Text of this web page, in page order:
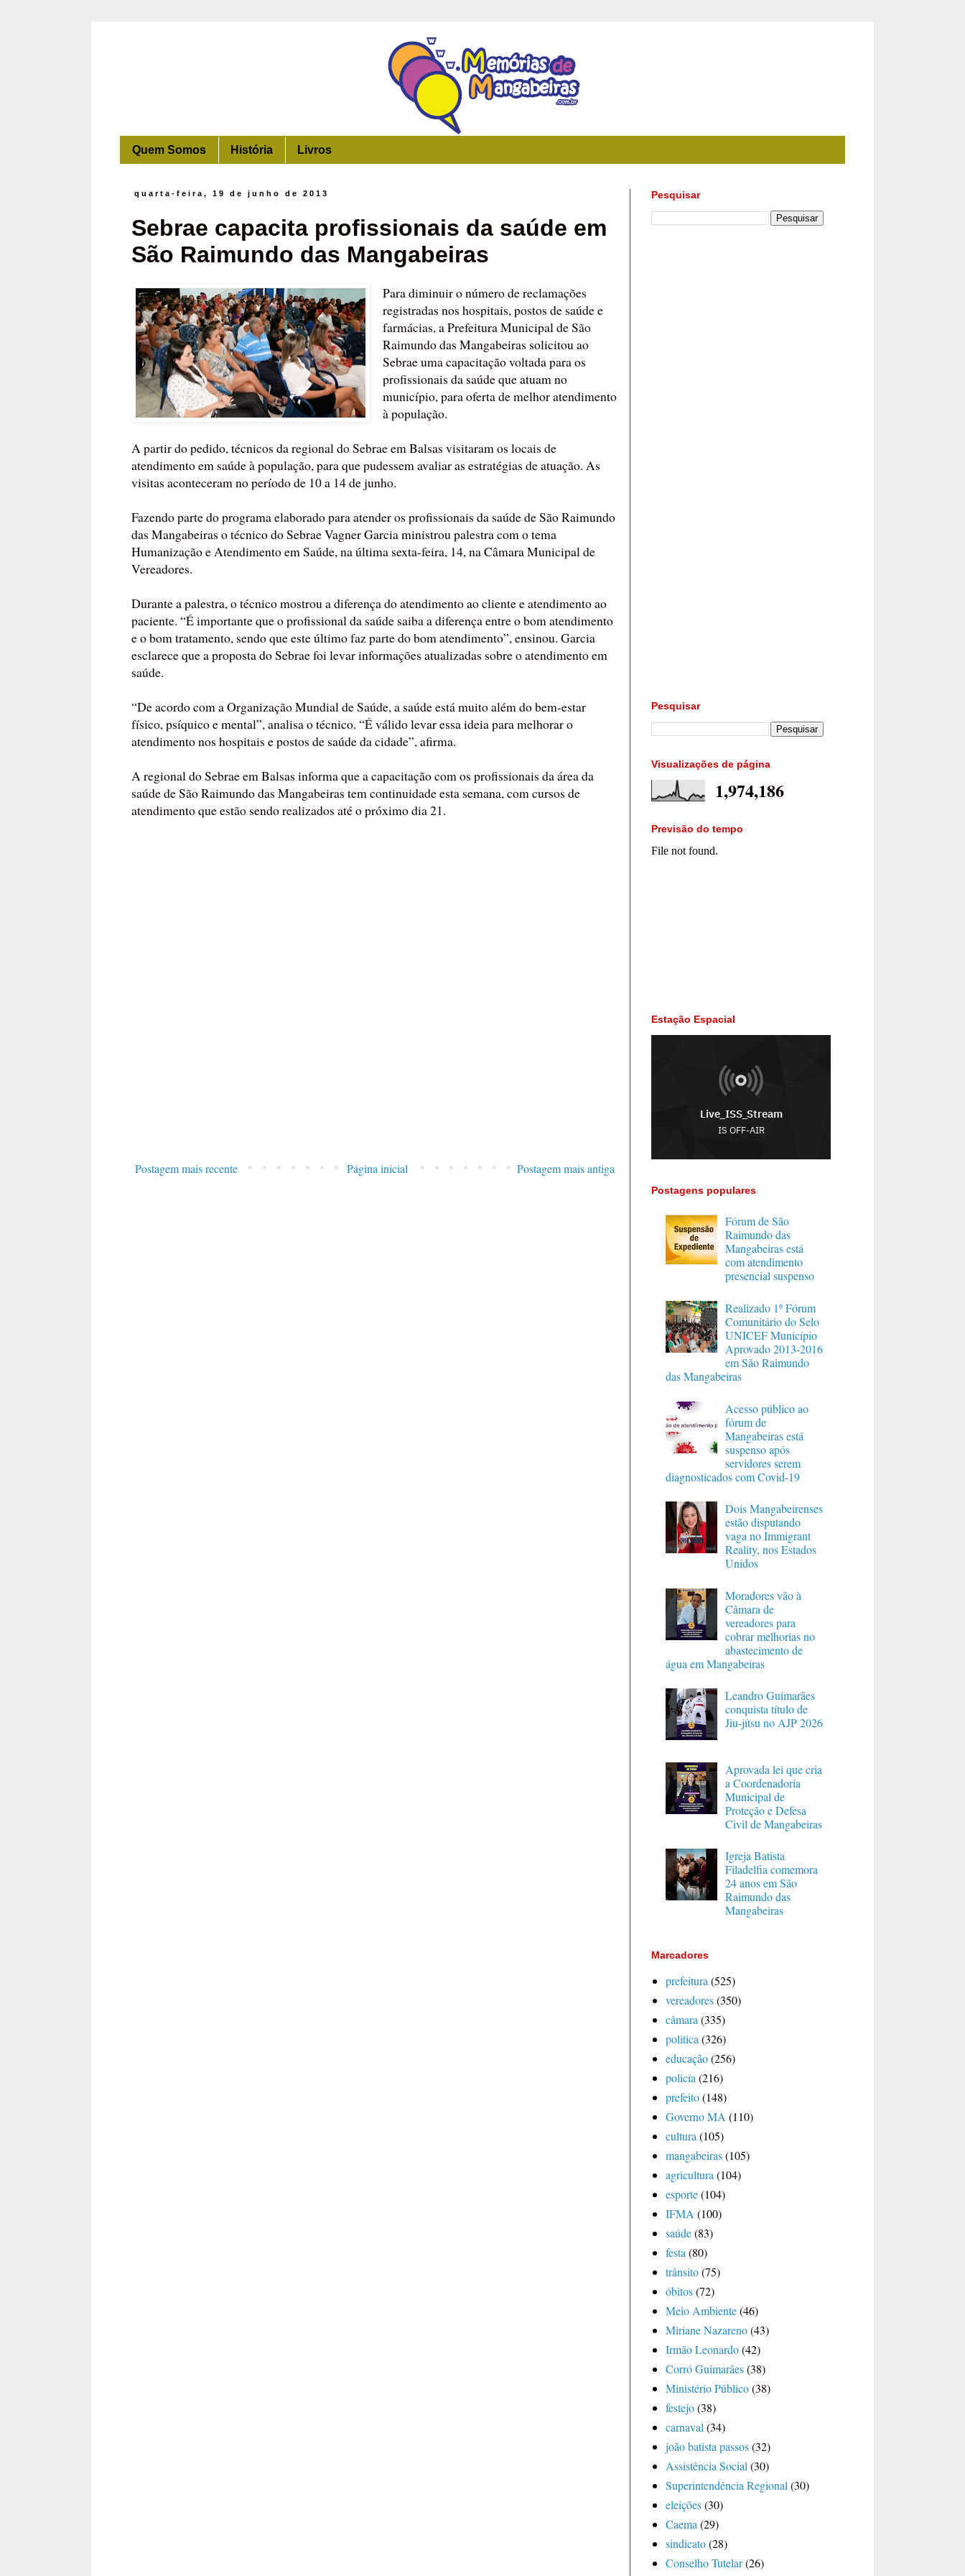
Quem Somos História Livros
quarta-feira, 19 de junho de 2013
Sebrae capacita profissionais da saúde em
São Raimundo das Mangabeiras
Para diminuir o número de reclamações
registradas nos hospitais, postos de saúde e
farmácias, a Prefeitura Municipal de São
Raimundo das Mangabeiras solicitou ao
Sebrae uma capacitação voltada para os
profissionais da saúde que atuam no
município, para oferta de melhor atendimento
à população.
A partir do pedido, técnicos da regional do Sebrae em Balsas visitaram os locais de
atendimento em saúde à população, para que pudessem avaliar as estratégias de atuação. As
visitas aconteceram no período de 10 a 14 de junho.
Fazendo parte do programa elaborado para atender os profissionais da saúde de São Raimundo
das Mangabeiras o técnico do Sebrae Vagner Garcia ministrou palestra com o tema
Humanização e Atendimento em Saúde, na última sexta-feira, 14, na Câmara Municipal de
Vereadores.
Durante a palestra, o técnico mostrou a diferença do atendimento ao cliente e atendimento ao
paciente. “É importante que o profissional da saúde saiba a diferença entre o bom atendimento
e o bom tratamento, sendo que este último faz parte do bom atendimento”, ensinou. Garcia
esclarece que a proposta do Sebrae foi levar informações atualizadas sobre o atendimento em
saúde.
“De acordo com a Organização Mundial de Saúde, a saúde está muito além do bem-estar
físico, psíquico e mental”, analisa o técnico. “É válido levar essa ideia para melhorar o
atendimento nos hospitais e postos de saúde da cidade”, afirma.
A regional do Sebrae em Balsas informa que a capacitação com os profissionais da área da
saúde de São Raimundo das Mangabeiras tem continuidade esta semana, com cursos de
atendimento que estão sendo realizados até o próximo dia 21.
Postagem mais recente Postagem mais antiga
Página inicial
Pesquisar
Pesquisar
Visualizações de página
1,974,186
Previsão do tempo
Estação Espacial
Postagens populares
Fórum de São
Raimundo das
Mangabeiras está
com atendimento
presencial suspenso
Realizado 1º Fórum
Comunitário do Selo
UNICEF Município
Aprovado 2013-2016
em São Raimundo
das Mangabeiras
Acesso público ao
fórum de
Mangabeiras está
suspenso após
servidores serem
diagnosticados com Covid-19
Dois Mangabeirenses
estão disputando
vaga no Immigrant
Reality, nos Estados
Unidos
Moradores vão à
Câmara de
vereadores para
cobrar melhorias no
abastecimento de
água em Mangabeiras
Leandro Guimarães
conquista título de
Jiu-jítsu no AJP 2026
Aprovada lei que cria
a Coordenadoria
Municipal de
Proteção e Defesa
Civil de Mangabeiras
Igreja Batista
Filadelfia comemora
24 anos em São
Raimundo das
Mangabeiras
Marcadores
prefeitura (525)
vereadores(350)
câmara (335)
politica (326)
educação(256)
policia (216)
prefeito(148)
Governo MA (110)
cultura (105)
mangabeiras(105)
agricultura (104)
esporte(104)
IFMA (100)
saúde(83)
festa (80)
trânsito(75)
óbitos(72)
Meio Ambiente(46)
Miriane Nazareno(43)
Irmão Leonardo(42)
Corró Guimarães(38)
Ministério Público(38)
festejo(38)
carnaval (34)
joão batista passos(32)
Assistência Social (30)
Superintendência Regional (30)
eleições(30)
Caema (29)
sindicato(28)
Conselho Tutelar(26)